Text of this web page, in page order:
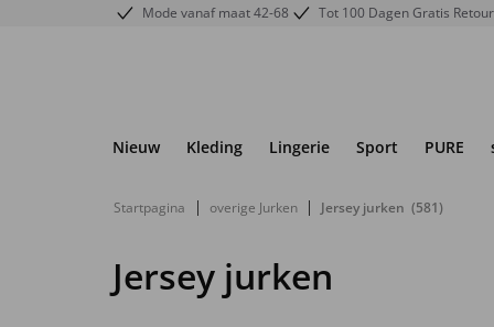
Mode vanaf maat 42-68 Tot 100 Dagen Gratis
Nieuw Kleding Lingerie Sport PURE
Startpagina | overige Jurken | Jersey jurken (581)
Jersey jurken